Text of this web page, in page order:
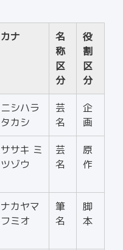
カナ
名
称
区
分
役
割
区
分
ニシハラ
タカシ
芸
名
企
画
ササキ ミ
ツゾウ
芸
名
原
作
ナカヤマ
フミオ
筆
名
脚
本